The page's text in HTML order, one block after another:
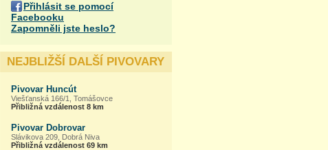
Přihlásit se pomocí
Facebooku
Zapomněli jste heslo?
NEJBLIŽŠÍ DALŠÍ PIVOVARY
Pivovar Huncút
Viešťanská 166/1, Tomášovce
Přibližná vzdálenost 8 km
Pivovar Dobrovar
Slávikova 209, Dobrá Niva
Přibližná vzdálenost 69 km